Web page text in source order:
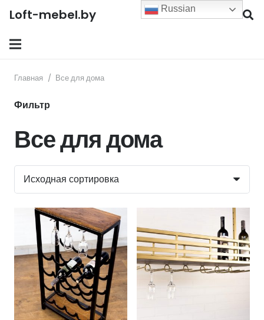
Loft-mebel.by
Главная / Все для дома
Все для дома
Фильтр
Russian